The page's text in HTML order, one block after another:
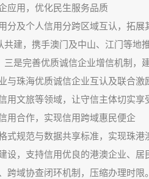
用，优化民生服务品质
及个人信用分跨区域互认，拓展
共建，携手澳门及中山、江门等
三是完善优质诚信企业增信机制
与珠海优质诚信企业互认及联合
用文旅等领域，让守信主体切实享
合作，实现信用跨域惠民便企
规范与数据共享标准，实现珠港
设，支持信用优良的港澳企业、
跨域协查闭环机制，压缩办理时